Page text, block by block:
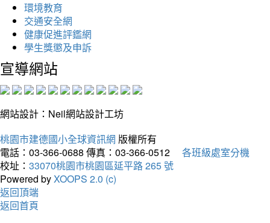
環境教育
交通安全網
健康促進評鑑網
學生獎懲及申訴
宣導網站
網站設計：Neil網站設計工坊
桃園市建德國小全球資訊網 版權所有
電話：03-366-0688 傳真：03-366-0512
各班級處室分機
校址： 33070桃園市桃園區延平路 265 號
Powered byXOOPS 2.0 (c)
返回頂端
返回首頁